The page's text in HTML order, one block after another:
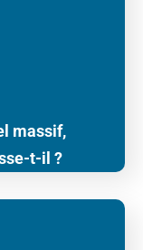
massif,
t-il ?